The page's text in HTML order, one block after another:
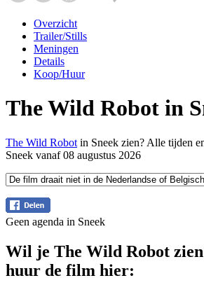
Overzicht
Trailer/Stills
Meningen
Details
Koop/Huur
The Wild Robot in
The Wild Robot in Sneek zien? Alle tijden
Sneek vanaf 08 augustus 2026
Geen agenda in Sneek
Wil je The Wild Robot
huur de film hier: